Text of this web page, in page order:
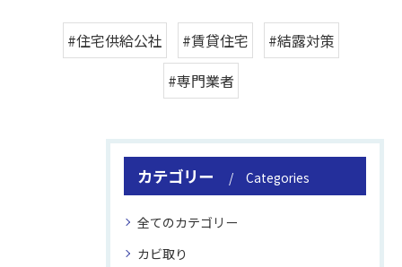
#住宅供給公社 #賃貸住宅
#結露対策
#専門業者
カテゴリー Categories
全てのカテゴリー
カビ取り